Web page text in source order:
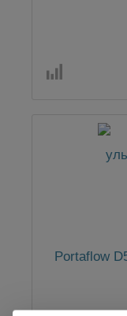
Portaflow